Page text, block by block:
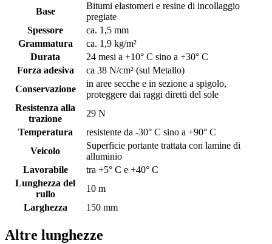
Base
Bitumi elastomeri e resine di incollaggio
pregiate
Spessore
ca. 1,5 mm
Grammatura
ca. 1,9 kg/m²
Durata
24 mesi a +10° C sino a +30° C
Forza adesiva
ca 38 N/cm² (sul Metallo)
Conservazione
in aree secche e in sezione a spigolo,
proteggere dai raggi diretti del sole
Resistenza alla
trazione
29 N
Temperatura
resistente da -30° C sino a +90° C
Veicolo
Superficie portante trattata con lamine di
alluminio
Lavorabile
tra +5° C e +40° C
Lunghezza del
rullo
10 m
Larghezza
150 mm
Altre lunghezze